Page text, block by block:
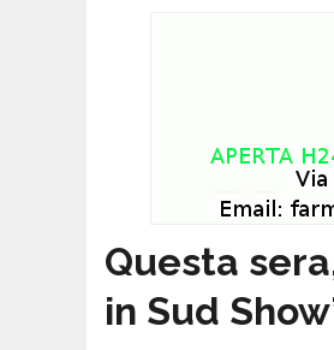
Questa
in Sud